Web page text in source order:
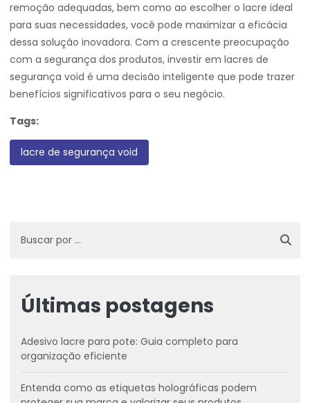
remoção adequadas, bem como ao escolher o lacre ideal
para suas necessidades, você pode maximizar a eficácia
dessa solução inovadora. Com a crescente preocupação
com a segurança dos produtos, investir em lacres de
segurança void é uma decisão inteligente que pode trazer
benefícios significativos para o seu negócio.
Tags:
lacre de segurança void
Últimas postagens
Adesivo lacre para pote: Guia completo para
organização eficiente
Entenda como as etiquetas holográficas podem